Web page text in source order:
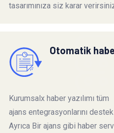
tasarımınıza siz karar
Otomatik
Kurumsalx haber yazılımı tüm
ajans entegrasyonlarını
Ayrıca Bir ajans gibi haber